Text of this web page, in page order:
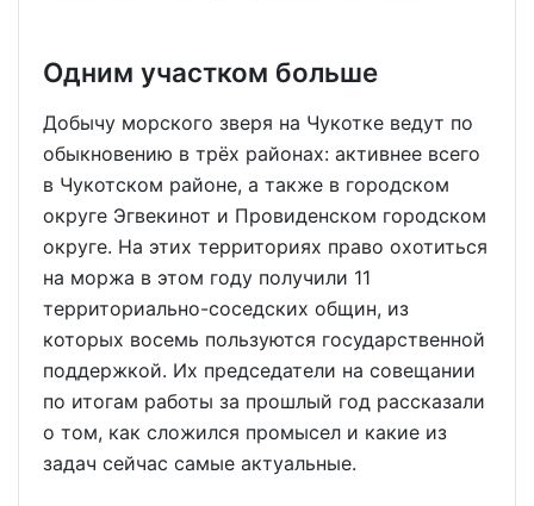
Одним участком больше
Добычу морского зверя на Чукотке ведут по
обыкновению в трёх районах: активнее всего
в Чукотском районе, а также в городском
округе Эгвекинот и Провиденском городском
округе. На этих территориях право охотиться
на моржа в этом году получили 11
территориально-соседских общин, из
которых восемь пользуются государственной
поддержкой. Их председатели на совещании
по итогам работы за прошлый год рассказали
о том, как сложился промысел и какие из
задач сейчас самые актуальные.